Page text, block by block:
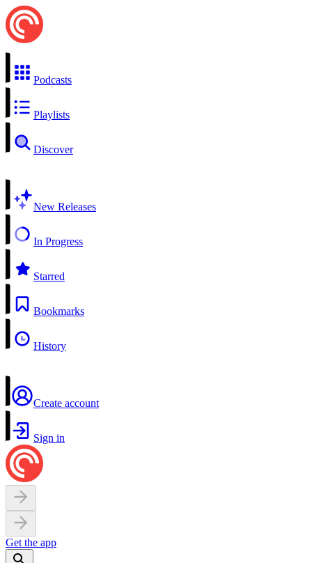
Podcasts
Playlists
Discover
New Releases
In Progress
Starred
Bookmarks
History
Create account
Sign in
Get the app